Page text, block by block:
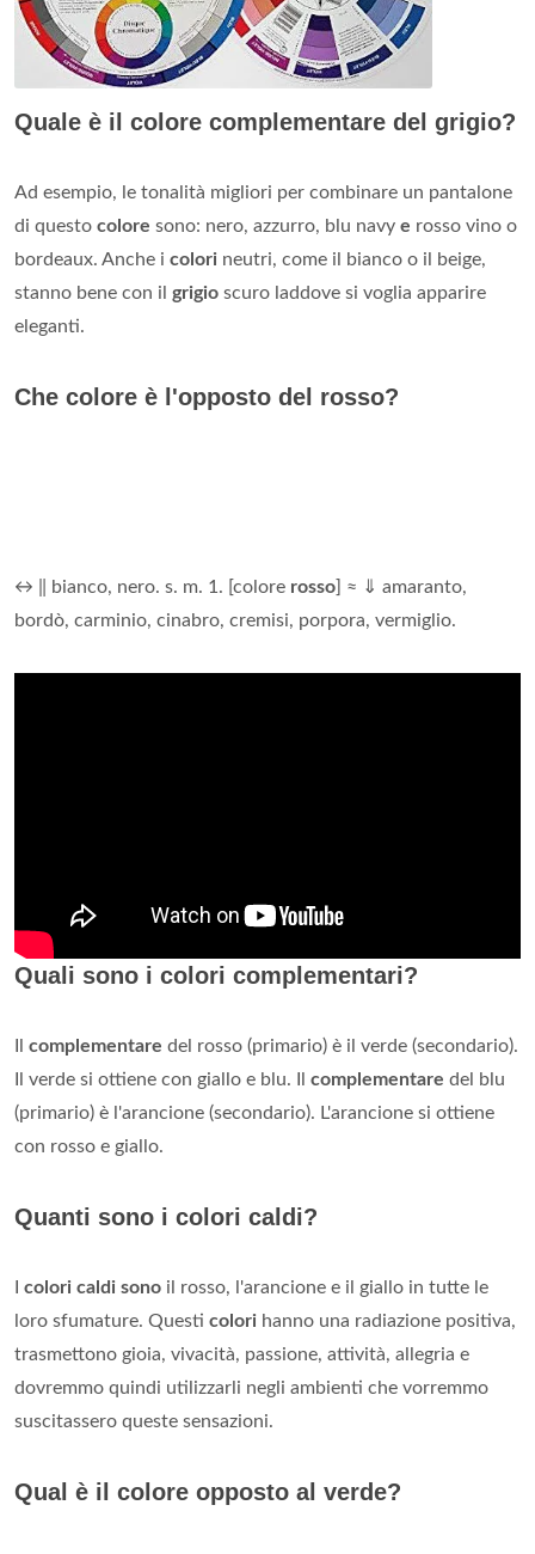
Quale è il colore complementare del grigio?
Ad esempio, le tonalità migliori per combinare un pantalone
di questo colore sono: nero, azzurro, blu navy e rosso vino o
bordeaux. Anche i colori neutri, come il bianco o il beige,
stanno bene con il grigio scuro laddove si voglia apparire
eleganti.
Che colore è l'opposto del rosso?
↔ ‖ bianco, nero. s. m. 1. [colore rosso ] ≈ ⇓ amaranto,
bordò, carminio, cinabro, cremisi, porpora, vermiglio.
Quali sono i colori complementari?
complementare del rosso (primario) è il verde (secondario).
Il verde si ottiene con giallo e blu. Il complementare del blu
(primario) è l'arancione (secondario). L'arancione si ottiene
con rosso e giallo.
Quanti sono i colori caldi?
colori caldi sono il rosso, l'arancione e il giallo in tutte le
loro sfumature. Questi colori hanno una radiazione positiva,
trasmettono gioia, vivacità, passione, attività, allegria e
dovremmo quindi utilizzarli negli ambienti che vorremmo
suscitassero queste sensazioni.
Qual è il colore opposto al verde?